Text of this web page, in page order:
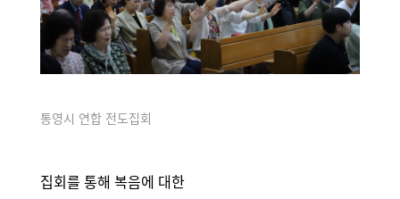
통영시 연합 전도집회
집회를 통해 복음에 대한